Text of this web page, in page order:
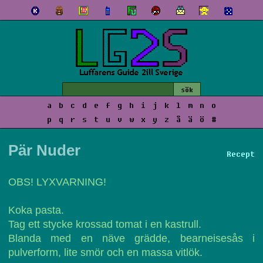
a b c d e f g h i j k l m n
o
p
q r s t u v w x y z å ä ö #
Recept
Pär Nuder
OBS! LYXVARNING!
Koka pasta.
Tag ett stycke krossad tomat i en kastrull.
Blanda med en näve grädde, bearneisesås i
pulverform, lite smör och en massa vitlök.